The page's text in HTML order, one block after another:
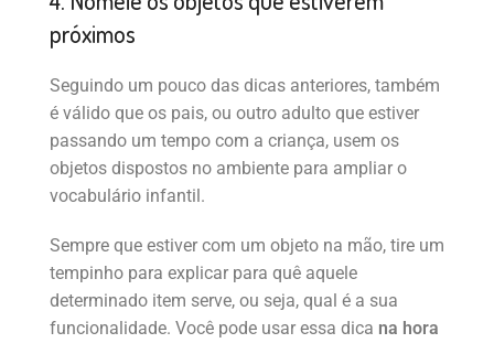
próximos
Seguindo um pouco das dicas anteriores, também
é válido que os pais, ou outro adulto que estiver
passando um tempo com a criança, usem os
objetos dispostos no ambiente para ampliar o
vocabulário infantil.
Sempre que estiver com um objeto na mão, tire um
tempinho para explicar para quê aquele
determinado item serve, ou seja, qual é a sua
funcionalidade. Você pode usar essa dica na hora